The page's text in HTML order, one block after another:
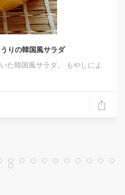
りの韓国風サラダ
た韓国風サラダ。 もやしによ